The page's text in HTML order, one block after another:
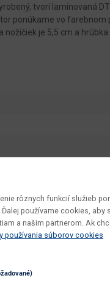
tvorí laminovaná
ponúkame vo farebnom
je 5,5 cm a
rôznych funkcií služieb
používame cookies,
a našim partnerom. Ak
používania súborov cookies